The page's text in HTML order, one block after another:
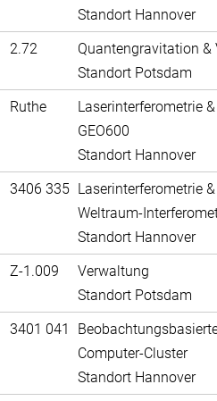
Standort Hannover
2.72
Quantengravitation &
Standort Potsdam
Ruthe
Laserinterferometrie
GEO600
Standort Hannover
3406 335 Laserinterferometrie
Weltraum-
Standort Hannover
Z-1.009
Verwaltung
Standort Potsdam
3401 041
Computer-Cluster
Standort Hannover